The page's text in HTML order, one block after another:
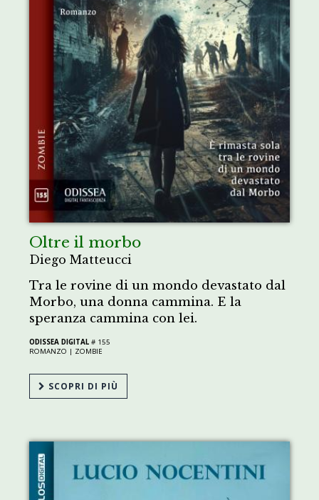
Oltre il morbo
Diego Matteucci
Tra le rovine di un mondo devastato dal
Morbo, una donna cammina. E la
speranza cammina con lei.
ODISSEA DIGITAL # 155
ROMANZO | ZOMBIE
SCOPRI DI PIÙ